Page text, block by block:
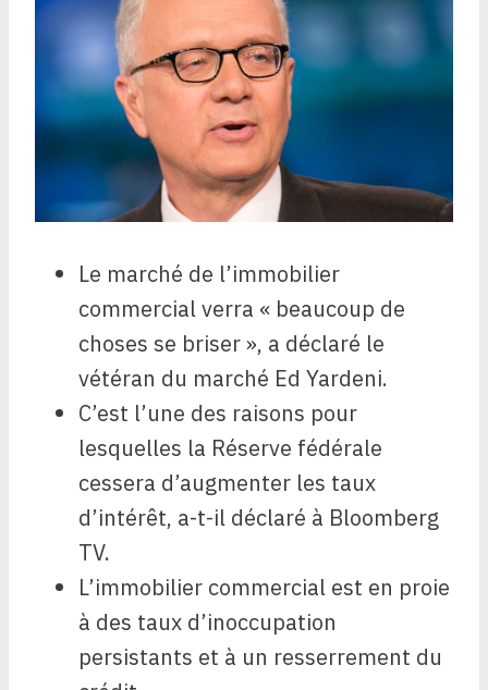
Le marché de l’immobilier
commercial verra « beaucoup de
choses se briser », a déclaré le
vétéran du marché Ed Yardeni.
C’est l’une des raisons pour
lesquelles la Réserve fédérale
cessera d’augmenter les taux
d’intérêt, a-t-il déclaré à Bloomberg
TV.
L’immobilier commercial est en proie
à des taux d’inoccupation
persistants et à un resserrement du